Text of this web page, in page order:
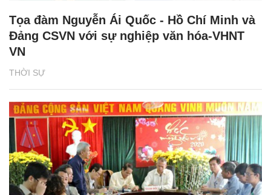
THỜI SỰ
Tọa đàm Nguyễn Ái Quốc - Hồ Chí Minh và
Đảng CSVN với sự nghiệp văn hóa-VHNT
VN